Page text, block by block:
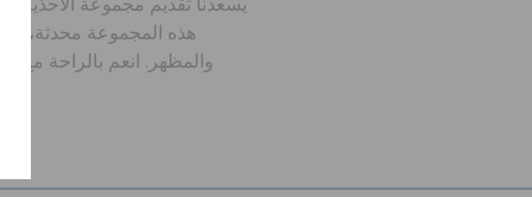
يسعدنا تقديم مجموعة الأحذية
هذه المجموعة محدثة،
والمظهر. انعم بالراحة